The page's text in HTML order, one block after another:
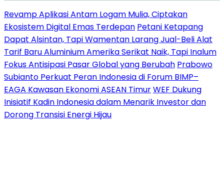
Revamp Aplikasi Antam Logam Mulia, Ciptakan
Ekosistem Digital Emas Terdepan Petani Ketapang
Dapat Alsintan, Tapi Wamentan Larang Jual-Beli Alat
Tarif Baru Aluminium Amerika Serikat Naik, Tapi Inalum
Fokus Antisipasi Pasar Global yang Berubah Prabowo
Subianto Perkuat Peran Indonesia di Forum BIMP–
EAGA Kawasan Ekonomi ASEAN TimurWEF Dukung
Inisiatif Kadin Indonesia dalam Menarik Investor dan
Dorong Transisi Energi Hijau